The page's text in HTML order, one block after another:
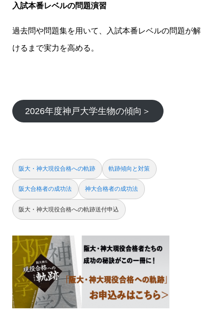
入試本番レベルの問題演習
過去問や問題集を用いて、入試本番レベルの問題が解
けるまで実力を高める。
2026年度神戸大学生物の傾向＞
阪大・神大現役合格への軌跡 軌跡傾向と対策
阪大合格者の成功法 神大合格者の成功法
阪大・神大現役合格への軌跡送付申込